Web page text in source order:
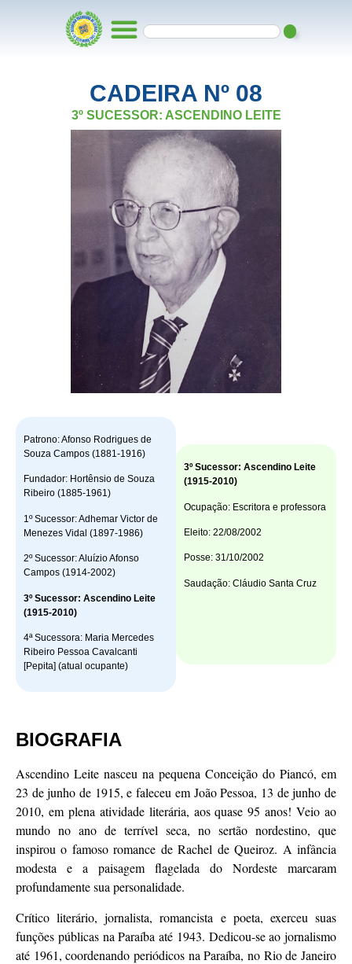
CADEIRA Nº 08
3º SUCESSOR: ASCENDINO LEITE
Patrono: Afonso Rodrigues de
Souza Campos (1881-1916)
Fundador: Hortênsio de Souza
Ribeiro (1885-1961)
1º Sucessor: Adhemar Victor de
Menezes Vidal (1897-1986)
2º Sucessor: Aluízio Afonso
Campos (1914-2002)
3º Sucessor: Ascendino Leite
(1915-2010)
4ª Sucessora: Maria Mercedes
Ribeiro Pessoa Cavalcanti
[Pepita] (atual ocupante)
3º Sucessor: Ascendino Leite
(1915-2010)
Ocupação: Escritora e professora
Eleito: 22/08/2002
Posse: 31/10/2002
Saudação: Cláudio Santa Cruz
BIOGRAFIA
Ascendino Leite nasceu na pequena Conceição do Piancó, em
23 de junho de 1915, e faleceu em João Pessoa, 13 de junho de
2010, em plena atividade literária, aos quase 95 anos! Veio ao
mundo no ano de terrível seca, no sertão nordestino, que
inspirou o famoso romance de Rachel de Queiroz. A infância
modesta e a paisagem flagelada do Nordeste marcaram
profundamente sua personalidade.
Crítico literário, jornalista, romancista e poeta, exerceu suas
funções públicas na Paraíba até 1943. Dedicou-se ao jornalismo
até 1961, coordenando periódicos na Paraíba, no Rio de Janeiro